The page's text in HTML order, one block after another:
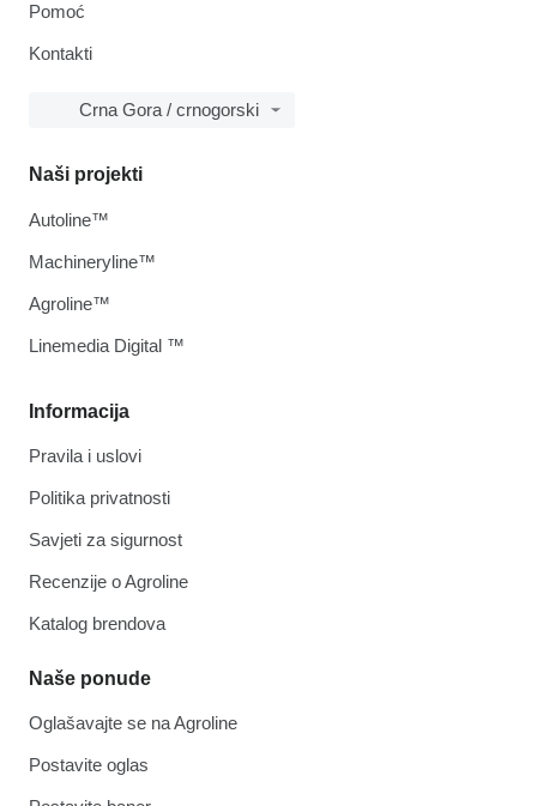
Pomoć
Kontakti
Crna Gora / crnogorski
Informacija
Pravila i uslovi
Politika privatnosti
Savjeti za sigurnost
Recenzije o Agroline
Katalog brendova
Naše ponude
Oglašavajte se na Agroline
Postavite oglas
Naši projekti
Autoline™
Machineryline™
Agroline™
Linemedia Digital ™